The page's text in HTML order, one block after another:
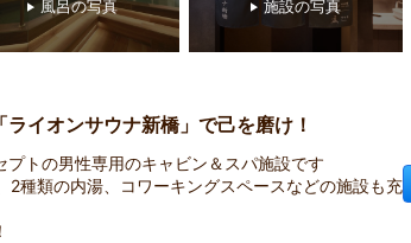
風呂の写真 施設の写真
ライオンサウナ新橋」で己を磨け！
プトの男性専用のキャビン＆スパ施設です
2種類の内湯、コワーキングスペースなどの施設も充